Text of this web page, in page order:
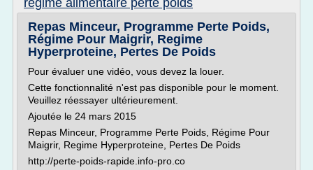
regime alimentaire perte poids
Repas Minceur, Programme Perte Poids,
Régime Pour Maigrir, Regime
Hyperproteine, Pertes De Poids
Pour évaluer une vidéo, vous devez la louer.
Cette fonctionnalité n'est pas disponible pour le moment.
Veuillez réessayer ultérieurement.
Ajoutée le 24 mars 2015
Repas Minceur, Programme Perte Poids, Régime Pour
Maigrir, Regime Hyperproteine, Pertes De Poids
http://perte-poids-rapide.info-pro.co